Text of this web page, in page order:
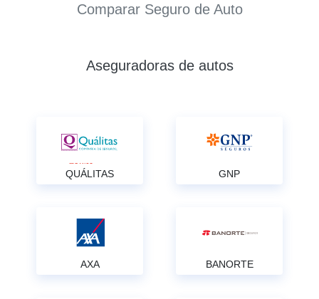
Comparar Seguro de Auto
Aseguradoras de autos
QUÁLITAS GNP
AXA BANORTE